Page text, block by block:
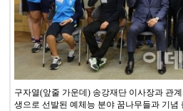
구자열(앞줄 가운데) 송강재단 이사장과 관계
생으로 선발된 예체능 분야 꿈나무들과 기념